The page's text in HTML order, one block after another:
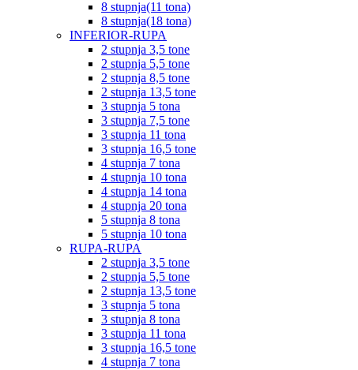
8 stupnja(11 tona)
8 stupnja(18 tona)
INFERIOR-RUPA
2 stupnja 3,5 tone
2 stupnja 5,5 tone
2 stupnja 8,5 tone
2 stupnja 13,5 tone
3 stupnja 5 tona
3 stupnja 7,5 tone
3 stupnja 11 tona
3 stupnja 16,5 tone
4 stupnja 7 tona
4 stupnja 10 tona
4 stupnja 14 tona
4 stupnja 20 tona
5 stupnja 8 tona
5 stupnja 10 tona
RUPA-RUPA
2 stupnja 3,5 tone
2 stupnja 5,5 tone
2 stupnja 13,5 tone
3 stupnja 5 tona
3 stupnja 8 tona
3 stupnja 11 tona
3 stupnja 16,5 tone
4 stupnja 7 tona